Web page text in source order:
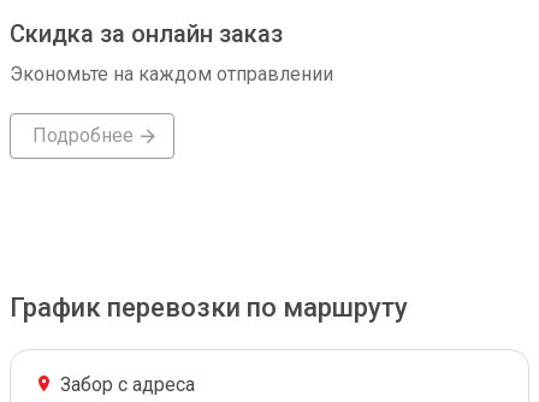
Скидка за онлайн заказ
Экономьте на каждом отправлении
Подробнее
График перевозки по маршруту
Забор с адреса